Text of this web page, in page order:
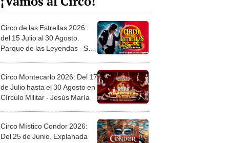
Circo de las Estrellas 2026:
del 15 Julio al 30 Agosto.
Parque de las Leyendas - San
Circo Montecarlo 2026: Del 17
de Julio hasta el 30 Agosto en
Círculo Militar - Jesús María
Circo Místico Condor 2026:
Del 25 de Junio. Explanada